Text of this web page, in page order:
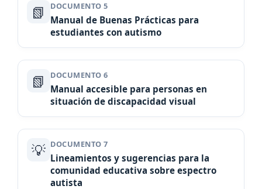
📗 DOCUMENTO 5
Manual de Buenas Prácticas para
estudiantes con autismo
📗 DOCUMENTO 6
Manual accesible para personas en
situación de discapacidad visual
💡 DOCUMENTO 7
Lineamientos y sugerencias para la
comunidad educativa sobre espectro
autista